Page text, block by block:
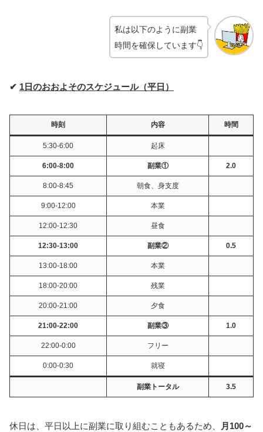
私は以下のように副業
時間を確保しています👇
✔ 1日のおおよそのスケジュール（平日）
時刻 内容 時間
5:30-6:00 起床
6:00-8:00 副業① 2.0
8:00-8:45 朝食、身支度
9:00-12:00 本業
12:00-12:30 昼食
12:30-13:00 副業② 0.5
13:00-18:00 本業
18:00-20:00 残業
20:00-21:00 夕食
21:00-22:00 副業③ 1.0
22:00-0:00 フリー
0:00-0:30 就寝
副業トータル 3.5
休日は、平日以上に副業に取り組むこともあるため、
月100～